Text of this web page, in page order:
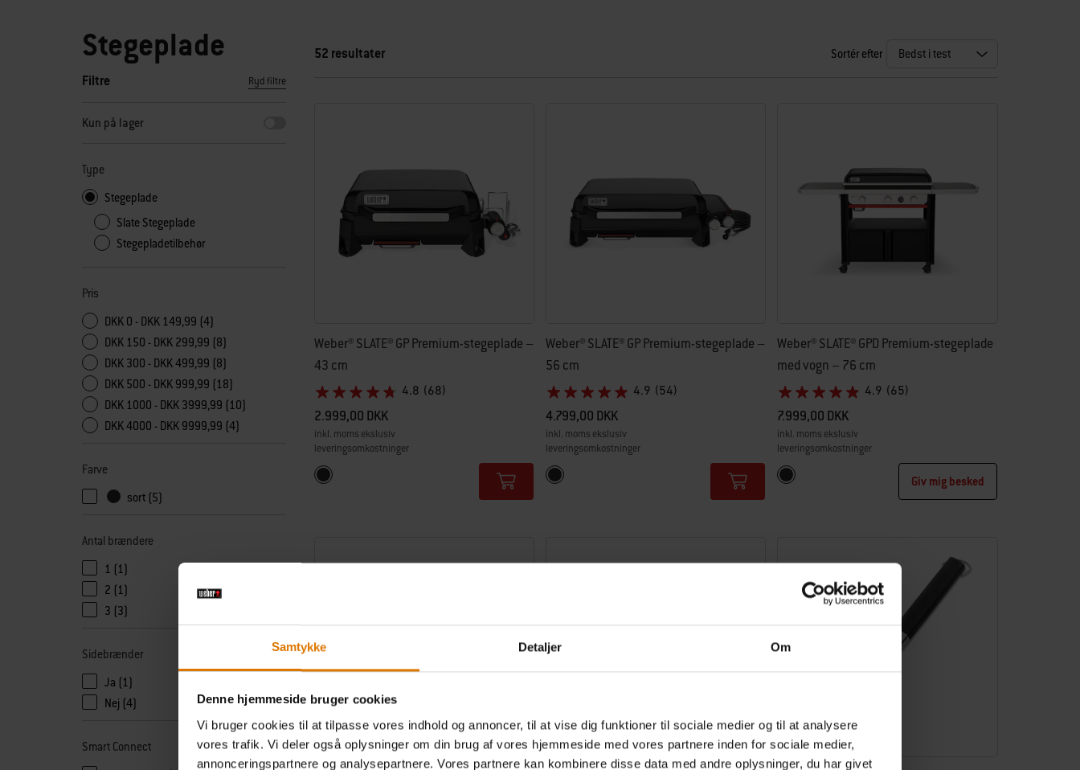
Samtykke Detaljer Om
Denne hjemmeside bruger cookies
Vi bruger cookies til at tilpasse vores indhold og annoncer, til at vise dig funktioner til sociale medier og til at analysere
vores trafik. Vi deler også oplysninger om din brug af vores hjemmeside med vores partnere inden for sociale medier,
annonceringspartnere og analysepartnere. Vores partnere kan kombinere disse data med andre oplysninger, du har givet
Stegeplade
Filtre
Når du vælger et af filtrene, opdateres siden med nye resultater.
Ryd filtre
Kun på lager
Type
Stegeplade
Slate Stegeplade
Stegepladetilbehør
Pris
DKK 0 - DKK 149,99 (4)
DKK 150 - DKK 299,99 (8)
DKK 300 - DKK 499,99 (8)
DKK 500 - DKK 999,99 (18)
DKK 1000 - DKK 3999,99 (10)
DKK 4000 - DKK 9999,99 (4)
Farve
sort (5)
Antal brændere
1 (1)
2 (1)
3 (3)
Sidebrænder
Ja (1)
Nej (4)
Smart Connect
52 resultater Sortér efter
Weber® SLATE® GP Premium-stegeplade –
43 cm
4.8 (68)
2.999,00 DKK
inkl. moms ekslusiv
leveringsomkostninger
Color Options
Sort
Weber® SLATE® GP Premium-stegeplade –
56 cm
4.9 (54)
4.799,00 DKK
inkl. moms ekslusiv
leveringsomkostninger
Color Options
Sort
Weber® SLATE® GPD Premium-stegeplade
med vogn – 76 cm
4.9 (65)
7.999,00 DKK
inkl. moms ekslusiv
leveringsomkostninger
Color Options
Sort Giv mig besked